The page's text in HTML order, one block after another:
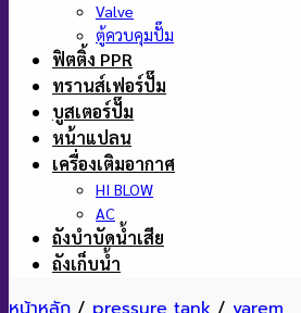
Valve
ตู้ควบคุมปั๊ม
ฟิตติ้ง PPR
ทรานส์เฟอร์ปั๊ม
บูสเตอร์ปั๊ม
หน้าแปลน
เครื่องเติมอากาศ
HI BLOW
AC
ถังบำบัดน้ำเสีย
ถังเก็บน้ำ